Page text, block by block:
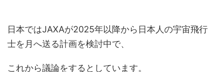
日本ではJAXAが2025年以降から日本人の宇宙飛行
士を月へ送る計画を検討中で、
これから議論をするとしています。